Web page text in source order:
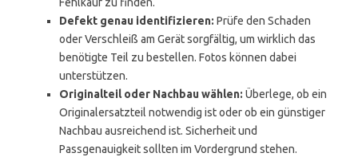
Defekt genau identifizieren: Prüfe den Schaden
oder Verschleiß am Gerät sorgfältig, um wirklich das
benötigte Teil zu bestellen. Fotos können dabei
unterstützen.
Originalteil oder Nachbau wählen: Überlege, ob ein
Originalersatzteil notwendig ist oder ob ein günstiger
Nachbau ausreichend ist. Sicherheit und
Passgenauigkeit sollten im Vordergrund stehen.